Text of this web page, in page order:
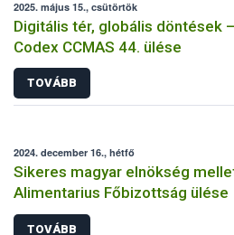
2025. május 15., csütörtök
Digitális tér, globális döntések
Codex CCMAS 44. ülése
TOVÁBB
2024. december 16., hétfő
Sikeres magyar elnökség
Alimentarius Főbizottság ülése
TOVÁBB